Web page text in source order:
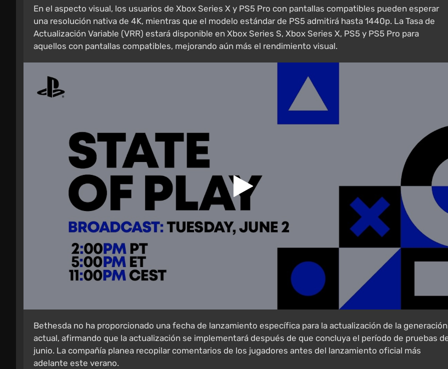
En el aspecto visual, los usuarios de Xbox Series X y PS5 Pro con pantallas compatibles pueden esperar
una resolución nativa de 4K, mientras que el modelo estándar de PS5 admitirá hasta 1440p. La Tasa de
Actualización Variable (VRR) estará disponible en Xbox Series S, Xbox Series X, PS5 y PS5 Pro para
aquellos con pantallas compatibles, mejorando aún más el rendimiento visual.
Bethesda no ha proporcionado una fecha de lanzamiento específica para la actualización de la generación
actual, afirmando que la actualización se implementará después de que concluya el período de pruebas
junio. La compañía planea recopilar comentarios de los jugadores antes del lanzamiento oficial más
adelante este verano.